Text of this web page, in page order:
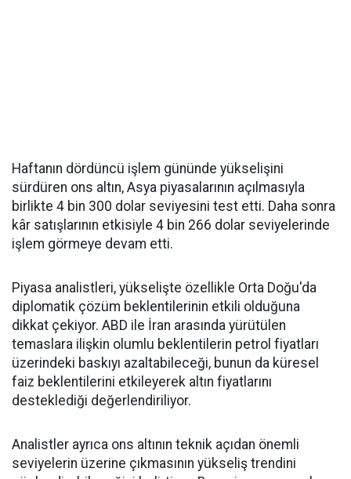
Haftanın dördüncü işlem gününde yükselişini
sürdüren ons altın, Asya piyasalarının açılmasıyla
birlikte 4 bin 300 dolar seviyesini test etti. Daha sonra
kâr satışlarının etkisiyle 4 bin 266 dolar seviyelerinde
işlem görmeye devam etti.
Piyasa analistleri, yükselişte özellikle Orta Doğu'da
diplomatik çözüm beklentilerinin etkili olduğuna
dikkat çekiyor. ABD ile İran arasında yürütülen
temaslara ilişkin olumlu beklentilerin petrol fiyatları
üzerindeki baskıyı azaltabileceği, bunun da küresel
faiz beklentilerini etkileyerek altın fiyatlarını
desteklediği değerlendiriliyor.
Analistler ayrıca ons altının teknik açıdan önemli
seviyelerin üzerine çıkmasının yükseliş trendini